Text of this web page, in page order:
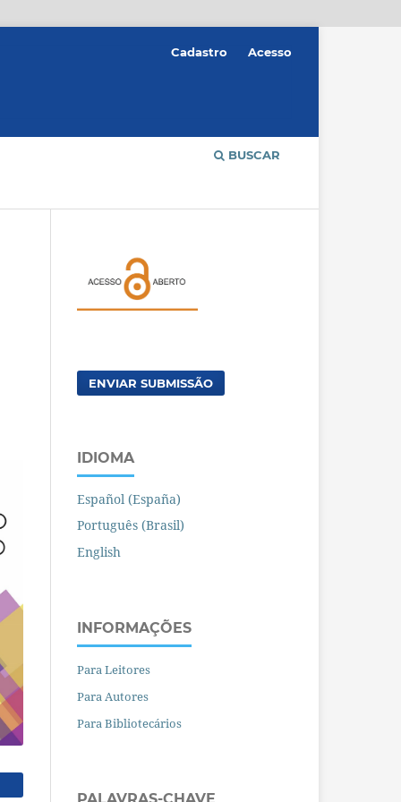
BUSCAR
Cadastro Acesso
ENVIAR SUBMISSÃO
IDIOMA
Español (España)
Português (Brasil)
English
INFORMAÇÕES
Para Leitores
Para Autores
Para Bibliotecários